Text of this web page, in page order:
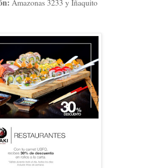
Amazonas 3233 y Iñaquito